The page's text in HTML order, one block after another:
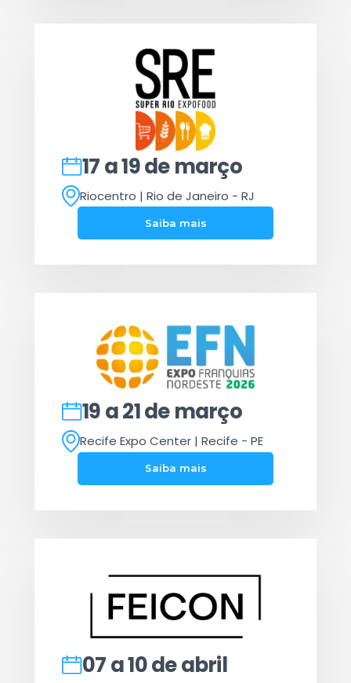
17 a 19 de março
Riocentro | Rio de Janeiro - RJ
Saiba mais
19 a 21 de março
Recife Expo Center | Recife - PE
Saiba mais
07 a 10 de abril